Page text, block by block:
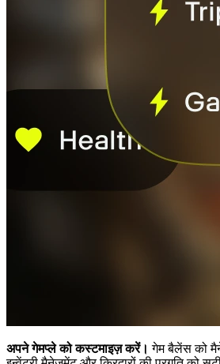
अपने गेमप्ले को कस्टमाइज़ करें। गेम बैलेंस को